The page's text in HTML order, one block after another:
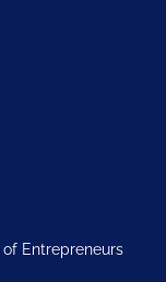
Entrepreneurs